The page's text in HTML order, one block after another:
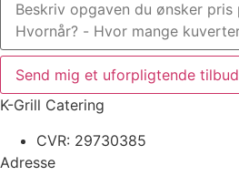
Send mig et uforpligtende tilbud
K-Grill Catering
CVR: 29730385
Adresse